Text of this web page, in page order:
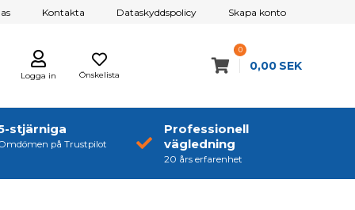
Kontakta Dataskyddspolicy Skapa konto
Önskelista
Logga in
0
0,00 SEK
stjärniga
på Trustpilot
Professionell
vägledning
20 års erfarenhet